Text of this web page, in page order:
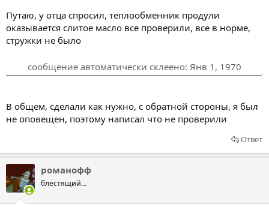
Путаю, у отца спросил, теплообменник продули
оказывается слитое масло все проверили, все в норме,
стружки не было
сообщение автоматически склеено: Янв 1, 1970
В общем, сделали как нужно, с обратной стороны, я был
не оповещен, поэтому написал что не проверили
Ответ
романофф
блестящий...